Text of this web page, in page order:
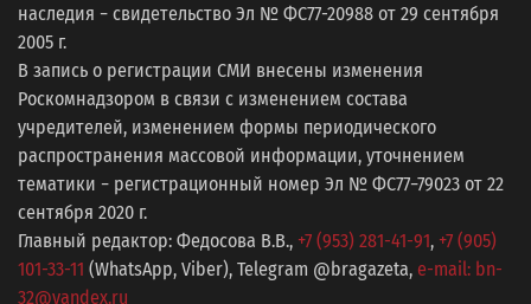
наследия − свидетельство Эл № ФС77-20988 от 29 сентября
2005 г.
В запись о регистрации СМИ внесены изменения
Роскомнадзором в связи с изменением состава
учредителей, изменением формы периодического
распространения массовой информации, уточнением
тематики − регистрационный номер Эл № ФС77−79023 от 22
сентября 2020 г.
Главный редактор: Федосова В.В., +7 (953) 281-41-91, +7 (905)
101-33-11 (WhatsApp, Viber), Telegram @bragazeta, e-mail: bn-
32@yandex.ru